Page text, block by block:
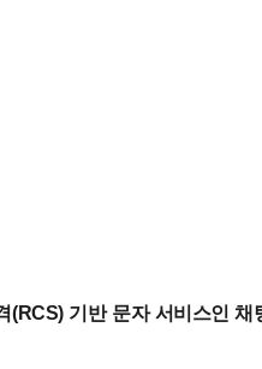
기반 문자 서비스인